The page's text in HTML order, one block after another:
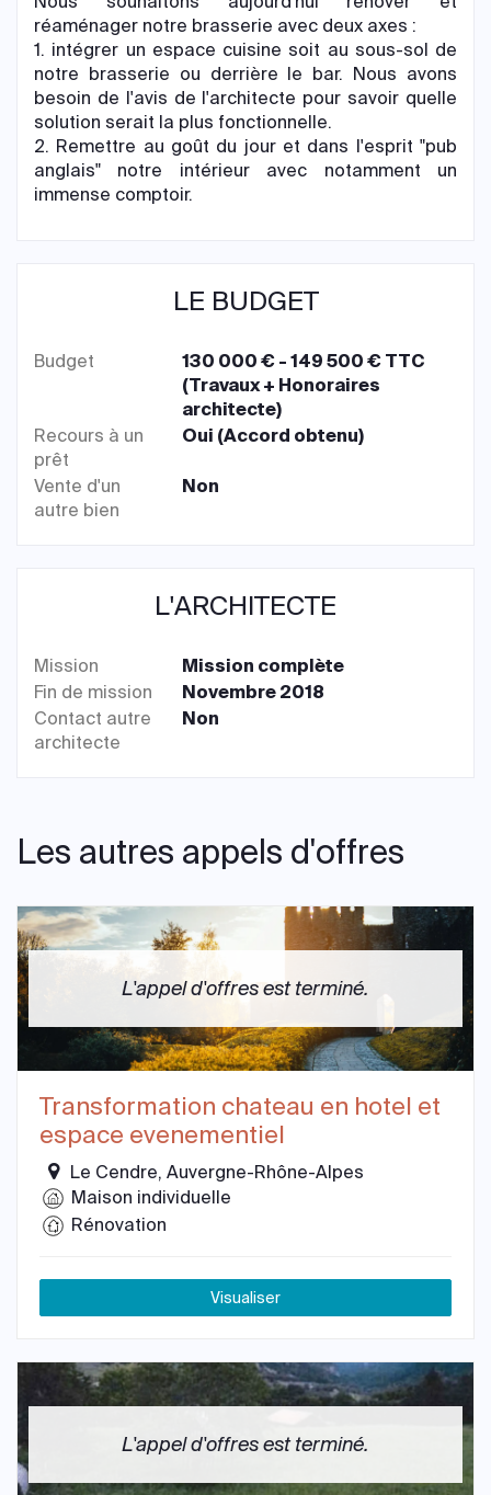
réaménager notre brasserie avec deux axes :
1. intégrer un espace cuisine soit au sous-sol de
notre brasserie ou derrière le bar. Nous avons
besoin de l'avis de l'architecte pour savoir quelle
solution serait la plus fonctionnelle.
2. Remettre au goût du jour et dans l'esprit "pub
anglais" notre intérieur avec notamment un
immense comptoir.
LE BUDGET
Budget
130 000 € - 149 500 € TTC
(Travaux + Honoraires
architecte)
Recours à un
prêt
Oui (Accord obtenu)
Vente d'un
autre bien
Non
L'ARCHITECTE
Mission
Mission complète
Fin de mission
Novembre 2018
Contact autre
architecte
Non
Les autres appels d'offres
L'appel d'offres est terminé.
Transformation chateau en hotel et
espace evenementiel
Le Cendre, Auvergne-Rhône-Alpes
Maison individuelle
Rénovation
Visualiser
L'appel d'offres est terminé.